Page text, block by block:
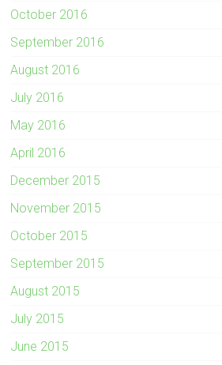
October 2016
September 2016
August 2016
July 2016
May 2016
April 2016
December 2015
November 2015
October 2015
September 2015
August 2015
July 2015
June 2015